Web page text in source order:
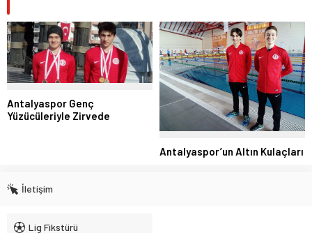
Antalyaspor Genç
Yüzücüleriyle Zirvede
Antalyaspor’un Altın Kulaçları
İletişim
Lig Fikstürü